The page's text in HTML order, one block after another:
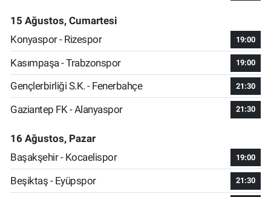
15 Ağustos, Cumartesi
Konyaspor - Rizespor
19:00
Kasımpaşa - Trabzonspor 19:00
Gençlerbirliği S.K. - Fenerbahçe 21:30
Gaziantep FK - Alanyaspor 21:30
16 Ağustos, Pazar
Başakşehir - Kocaelispor
19:00
Beşiktaş - Eyüpspor 21:30